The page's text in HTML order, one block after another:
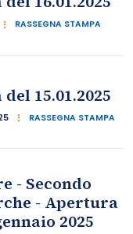
RASSEGNA STAMPA
15.01.2025
RASSEGNA STAMPA
- Secondo
- Apertura
2025